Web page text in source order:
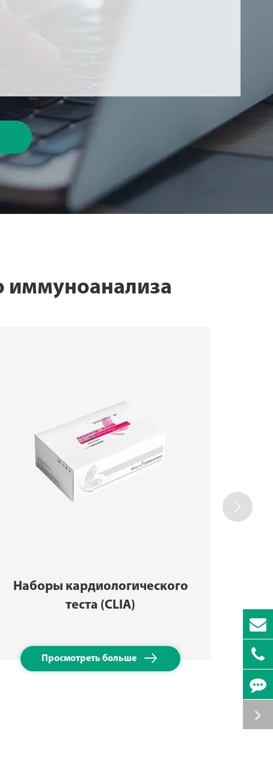
иммуноанализа
Наборы кардиологического
теста (CLIA)
Просмотреть больше 
